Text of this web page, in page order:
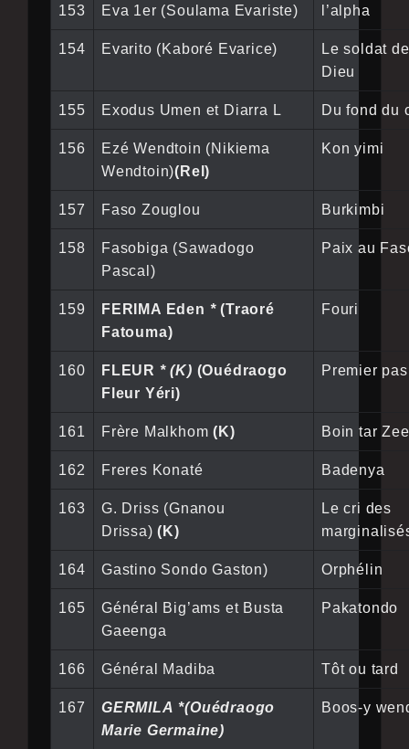
153 Eva 1er (Soulama Evariste) l’alpha
154 Evarito (Kaboré Evarice)
Le soldat de
Dieu
155 Exodus Umen et Diarra L Du fond du
156
Ezé Wendtoin (Nikiema
Wendtoin)(Rel)
Kon yimi
157 Faso Zouglou Burkimbi
158
Fasobiga (Sawadogo
Pascal)
Paix au
159 FERIMA Eden *(Traoré
Fatouma)
Fouri
160 FLEUR * (K) (Ouédraogo
Fleur Yéri)
Premier pas
161 Frère Malkhom(K) Boin tar
162 Freres Konaté Badenya
163
G. Driss (Gnanou
Drissa)(K)
Le cri des
164 Gastino Sondo Gaston) Orphélin
165
Général Big’ams et Busta
Gaeenga
Pakatondo
166 Général Madiba Tôt ou tard
167
GERMILA *(Ouédraogo
Marie Germaine)
Boos-y